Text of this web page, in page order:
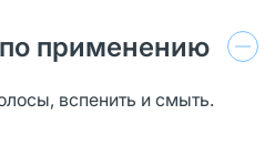
применению
вспенить и смыть.